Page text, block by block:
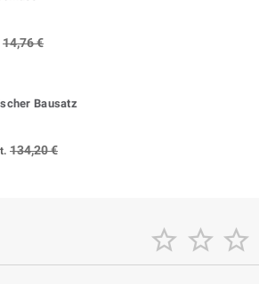
14,76 €
Bausatz
134,20 €
  